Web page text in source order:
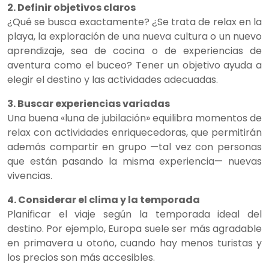
2. Definir objetivos claros
¿Qué se busca exactamente? ¿Se trata de relax en la
playa, la exploración de una nueva cultura o un nuevo
aprendizaje, sea de cocina o de experiencias de
aventura como el buceo? Tener un objetivo ayuda a
elegir el destino y las actividades adecuadas.
3. Buscar experiencias variadas
Una buena «luna de jubilación» equilibra momentos de
relax con actividades enriquecedoras, que permitirán
además compartir en grupo —tal vez con personas
que están pasando la misma experiencia— nuevas
vivencias.
4. Considerar el clima y la temporada
Planificar el viaje según la temporada ideal del
destino. Por ejemplo, Europa suele ser más agradable
en primavera u otoño, cuando hay menos turistas y
los precios son más accesibles.